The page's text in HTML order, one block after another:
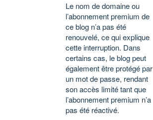
Le nom de domaine ou
l’abonnement premium de
ce blog n’a pas été
renouvelé, ce qui explique
cette interruption. Dans
certains cas, le blog peut
également être protégé par
un mot de passe, rendant
son accès limité tant que
l’abonnement premium n’a
pas été réactivé.